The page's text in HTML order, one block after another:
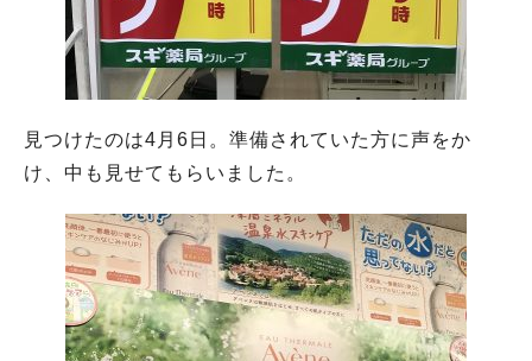
見つけたのは4月6日。準備されていた方に声をか
け、中も見せてもらいました。